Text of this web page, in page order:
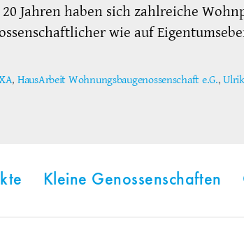
Jahren haben sich zahlreiche
wie auf
, HausArbeit Wohnungsbaugenossenschaft e.G.,
Kleine Genossenschaften